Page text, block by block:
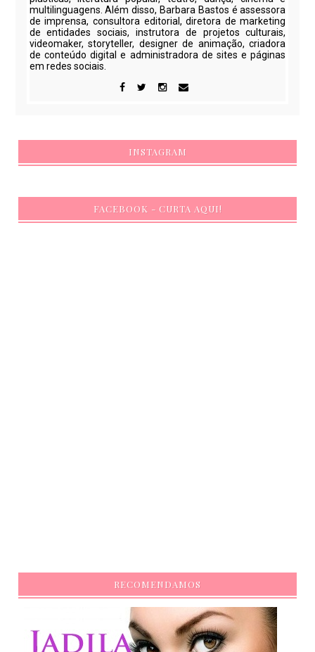
multilinguagens. Além disso, Barbara Bastos é assessora
de imprensa, consultora editorial, diretora de marketing
de entidades sociais, instrutora de projetos culturais,
videomaker, storyteller, designer de animação, criadora
de conteúdo digital e administradora de sites e páginas
em redes sociais.
INSTAGRAM
FACEBOOK - CURTA AQUI!
RECOMENDAMOS